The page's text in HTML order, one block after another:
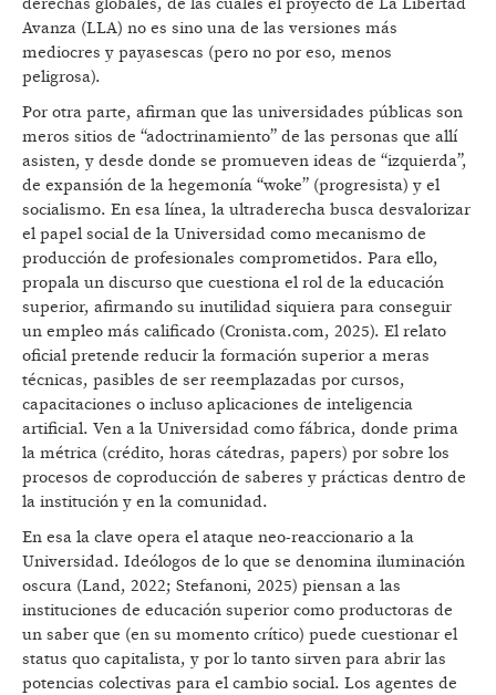
Avanza (LLA) no es sino una de las versiones más
mediocres y payasescas (pero no por eso, menos
peligrosa).
Por otra parte, afirman que las universidades públicas son
meros sitios de “adoctrinamiento” de las personas que allí
asisten, y desde donde se promueven ideas de “izquierda”,
de expansión de la hegemonía “woke” (progresista) y el
socialismo. En esa línea, la ultraderecha busca desvalorizar
el papel social de la Universidad como mecanismo de
producción de profesionales comprometidos. Para ello,
propala un discurso que cuestiona el rol de la educación
superior, afirmando su inutilidad siquiera para conseguir
un empleo más calificado (Cronista.com, 2025). El relato
oficial pretende reducir la formación superior a meras
técnicas, pasibles de ser reemplazadas por cursos,
capacitaciones o incluso aplicaciones de inteligencia
artificial. Ven a la Universidad como fábrica, donde prima
la métrica (crédito, horas cátedras, papers) por sobre los
procesos de coproducción de saberes y prácticas dentro de
la institución y en la comunidad.
En esa la clave opera el ataque neo-reaccionario a la
Universidad. Ideólogos de lo que se denomina iluminación
oscura (Land, 2022; Stefanoni, 2025) piensan a las
instituciones de educación superior como productoras de
un saber que (en su momento crítico) puede cuestionar el
status quo capitalista, y por lo tanto sirven para abrir las
potencias colectivas para el cambio social. Los agentes de